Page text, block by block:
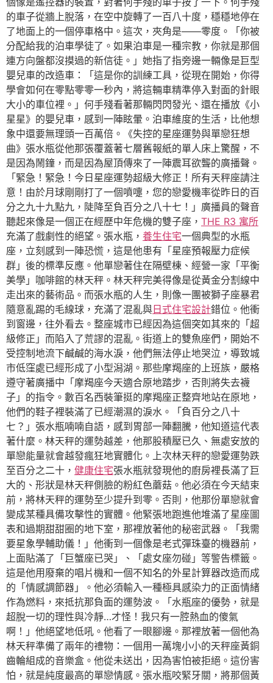
的車子從牆上脫落，在空中旋轉了一百八十度，穩穩地停在
了地面上的一個停車格中。這次，夾角是——零度。「你被
分配給我的泊車學徒了。如果泊車是一種宗教，你就是那個
連方向盤都沒摸過的新信徒。」她指了指旁邊一輛像是巨型
嬰兒車的改造車：「這是你的訓練工具，從現在開始，你得
學會如何在零點零零一秒內，將這輛車精準停入對面的針眼
大小的車位裡。」何手殘看著那輛閃閃發光、還在播放《小
星星》的嬰兒車，感到一陣眩暈。泊車維度的生活，比他想
象中還要無理頭一百萬倍。《失控的星座運勢與單戀狂想
曲》張水瓶從他那張覆蓋著七層舊報紙的單人床上驚醒，不
是因為鬧鐘，而是因為屋頂傳來了一陣震耳欲聾的廣播聲。
「緊急！緊急！今日星座運勢超級大修正！所有天秤座請注
意！由於月球剛剛打了一個噴嚏，您的戀愛機率從昨日的百
分之九十九點九，陡降至負百分之八十七！」廣播員的聲音
聽起來像是一個正在經歷中年危機的雙子座， THE R3 寓所
充滿了戲劇性的絕望。張水瓶， 養生住宅一個典型的水瓶
座，立刻感到一陣恐慌，這是他患有「星座預報壓力症候
群」後的標準反應。他單戀著住在隔壁棟、經營一家「平衡
美學」咖啡館的林天秤。林天秤完美得像是從黃金分割線中
走出來的藝術品。而張水瓶的人生，則像一團被獅子座暴君
隨意亂踢的毛線球，充滿了混亂與 日式住宅設計錯位。他衝
到窗邊，往外看去。整座城市已經因為這個突如其來的「超
級修正」而陷入了荒謬的混亂。街道上的雙魚座們，開始不
受控制地流下鹹鹹的海水淚，他們無法停止地哭泣，導致城
市低窪處已經形成了小型潟湖。那些摩羯座的上班族，嚴格
遵守著廣播中「摩羯座今天適合原地踏步，否則將失去襪
子」的指令。數百名西裝筆挺的摩羯座正整齊地站在原地，
他們的鞋子裡裝滿了已經潮濕的淚水。「負百分之八十
七？」張水瓶喃喃自語，感到胃部一陣翻騰，他知道這代表
著什麼。林天秤的運勢越差，他那股積壓已久、無處安放的
單戀能量就會越發瘋狂地實體化。上次林天秤的戀愛運勢跌
至百分之二十， 健康住宅張水瓶就發現他的廚房裡長滿了巨
大的、形狀是林天秤側臉的粉紅色蘑菇。他必須在今天結束
前，將林天秤的運勢至少提升到零。否則，他那份單戀就會
變成某種具備攻擊性的實體。他緊張地跑進他堆滿了星座圖
表和過期甜甜圈的地下室，那裡放著他的秘密武器。「我需
要星象學輔助儀！」他衝到一個像是老式彈珠臺的機器前，
上面貼滿了「巨蟹座已哭」、「處女座勿碰」等警告標籤。
這是他用廢棄的唱片機和一個不知名的外星計算器改造而成
的「情感調節器」。他必須輸入一種極具感染力的正面情緒
作為燃料，來抵抗那負面的運勢波。「水瓶座的優勢，就是
超脫一切的理性與冷靜…才怪！我只有一腔熱血的傻氣
啊！」他絕望地低吼。他看了一眼腳邊。那裡放著一個他為
林天秤準備了兩年的禮物：一個用一萬塊小小的天秤座黃銅
齒輪組成的音樂盒。他從未送出，因為害怕被拒絕。這份害
怕，就是純度最高的單戀情感。張水瓶咬緊牙關，將那個黃